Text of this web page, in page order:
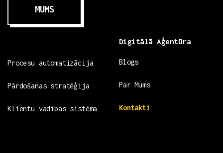
MUMS
Procesu automatizācija
Pārdošanas stratēģija
Klientu vadības sistēma
Digitālā Aģentūra
Blogs
Par Mums
Kontakti